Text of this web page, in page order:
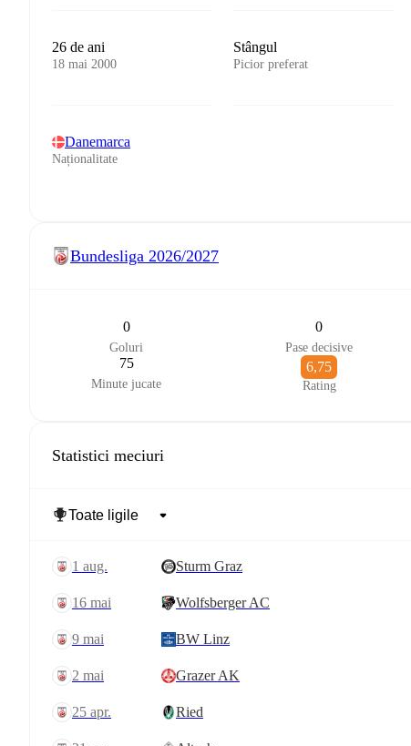
26 de ani
18 mai 2000
Stângul
Picior preferat
Danemarca
Naționalitate
Bundesliga 2026/2027
0
Goluri
0
Pase decisive
75
Minute jucate
6,75
Rating
Statistici meciuri
1 aug. Sturm Graz
16 mai Wolfsberger AC
9 mai BW Linz
2 mai Grazer AK
25 apr. Ried